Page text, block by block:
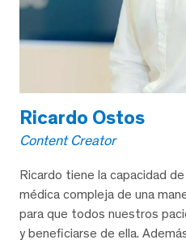
Ricardo Ostos
Content Creator
Ricardo tiene la capacidad
médica compleja de una
para que todos nuestros
y beneficiarse de ella.